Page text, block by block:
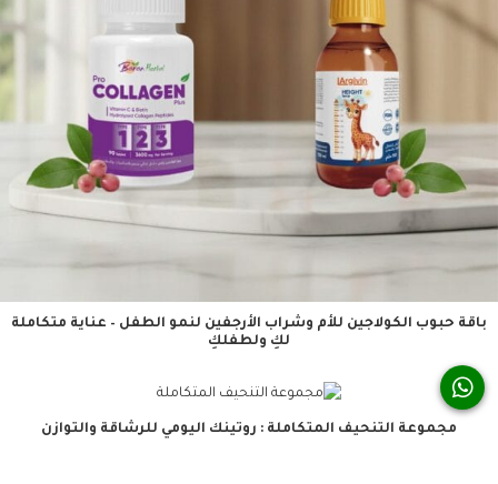
باقة حبوب الكولاجين للأم وشراب الأرجفين لنمو الطفل – عناية متكاملة
لكِ ولطفلكِ
مجموعة التنحيف المتكاملة : روتينك اليومي للرشاقة والتوازن